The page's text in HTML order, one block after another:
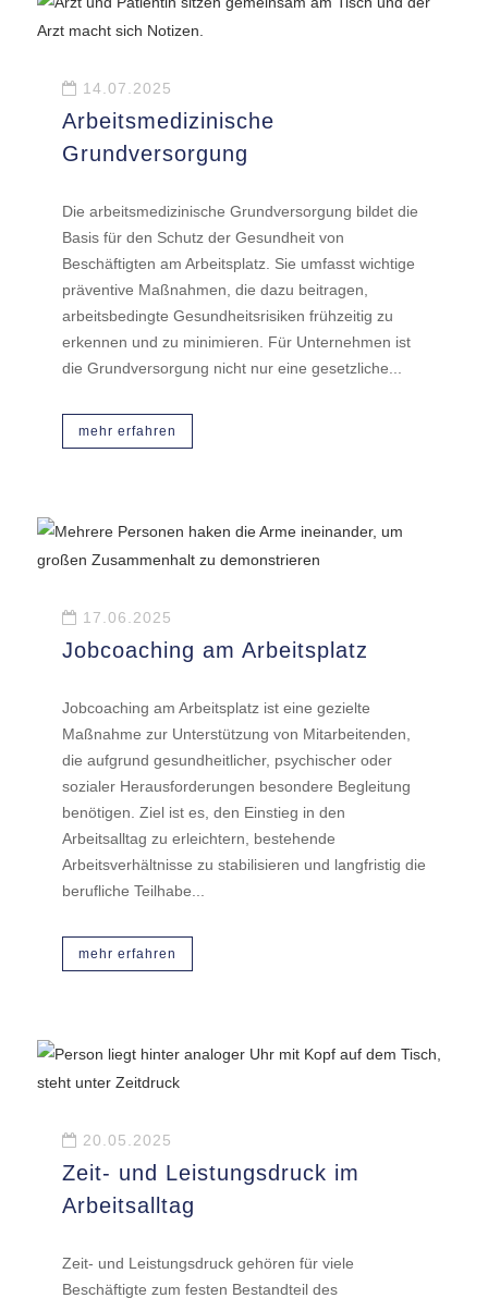
14.07.2025
Arbeitsmedizinische
Grundversorgung
Die arbeitsmedizinische Grundversorgung bildet die
Basis für den Schutz der Gesundheit von
Beschäftigten am Arbeitsplatz. Sie umfasst wichtige
präventive Maßnahmen, die dazu beitragen,
arbeitsbedingte Gesundheitsrisiken frühzeitig zu
erkennen und zu minimieren. Für Unternehmen ist
die Grundversorgung nicht nur eine gesetzliche...
mehr erfahren
17.06.2025
Jobcoaching am Arbeitsplatz
Jobcoaching am Arbeitsplatz ist eine gezielte
Maßnahme zur Unterstützung von Mitarbeitenden,
die aufgrund gesundheitlicher, psychischer oder
sozialer Herausforderungen besondere Begleitung
benötigen. Ziel ist es, den Einstieg in den
Arbeitsalltag zu erleichtern, bestehende
Arbeitsverhältnisse zu stabilisieren und langfristig die
berufliche Teilhabe...
mehr erfahren
20.05.2025
Zeit- und Leistungsdruck im
Arbeitsalltag
Zeit- und Leistungsdruck gehören für viele
Beschäftigte zum festen Bestandteil des